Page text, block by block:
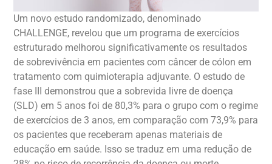
Um novo estudo randomizado, denominado
CHALLENGE, revelou que um programa de exercícios
estruturado melhorou significativamente os resultados
de sobrevivência em pacientes com câncer de cólon em
tratamento com quimioterapia adjuvante. O estudo de
fase III demonstrou que a sobrevida livre de doença
(SLD) em 5 anos foi de 80,3% para o grupo com o regime
de exercícios de 3 anos, em comparação com 73,9% para
os pacientes que receberam apenas materiais de
educação em saúde. Isso se traduz em uma redução de